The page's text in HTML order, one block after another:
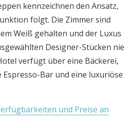
kennzeichnen den Ansatz,
folgt. Die Zimmer sind
Weiß gehalten und der Luxus
Designer-Stücken nie
verfügt über eine Bäckerei,
Espresso-Bar und eine luxuriöse
und Preise an